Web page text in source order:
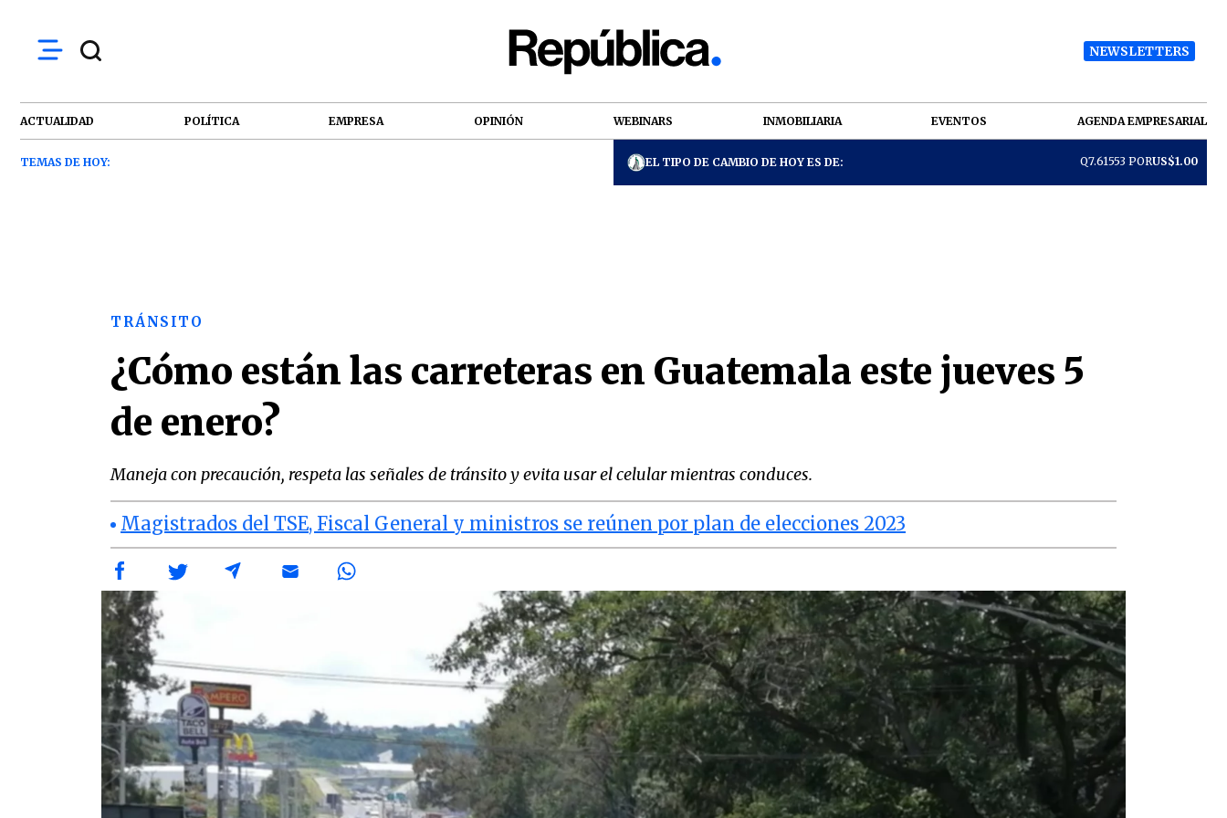
NEWSLETTERS
ACTUALIDAD POLÍTICA EMPRESA OPINIÓN WEBINARS INMOBILIARIA EVENTOS AGENDA EMPRESARIAL
TEMAS DE HOY: EL TIPO DE CAMBIO DE HOY ES DE: Q7.61553 PORUS$1.00
TRÁNSITO
¿Cómo están las carreteras en Guatemala este jueves 5
de enero?
Maneja con precaución, respeta las señales de tránsito y evita usar el celular mientras conduces.
Magistrados del TSE, Fiscal General y ministros se reúnen por plan de elecciones 2023